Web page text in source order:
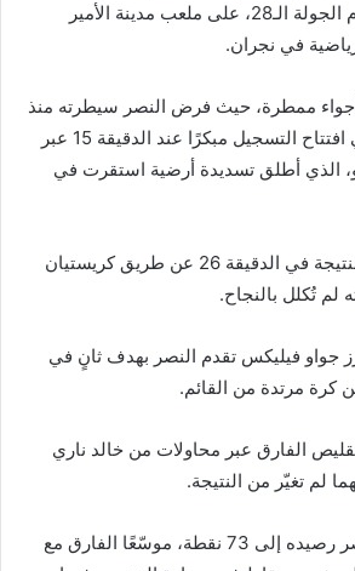
اليوم السبت ضمن ختام الجولة الـ28، على ملعب مدينة الأمير
في نجران.
ممطرة، حيث فرض النصر سيطرته منذ
الشوط الأول، ونجح في افتتاح التسجيل مبكرًا عند الدقيقة 15 عبر
، الذي أطلق تسديدة أرضية استقرت في
الدقيقة 26 عن طريق
كريستيان
لم تُكلل بالنجاح.
جواو فيليكس تقدم النصر بهدف ثانٍ في
الفارق عبر محاولات من خالد ناري
لم تغيّر من النتيجة.
وبهذا الانتصار، رفع النصر رصيده إلى 73 نقطة، موسّعًا الفارق مع